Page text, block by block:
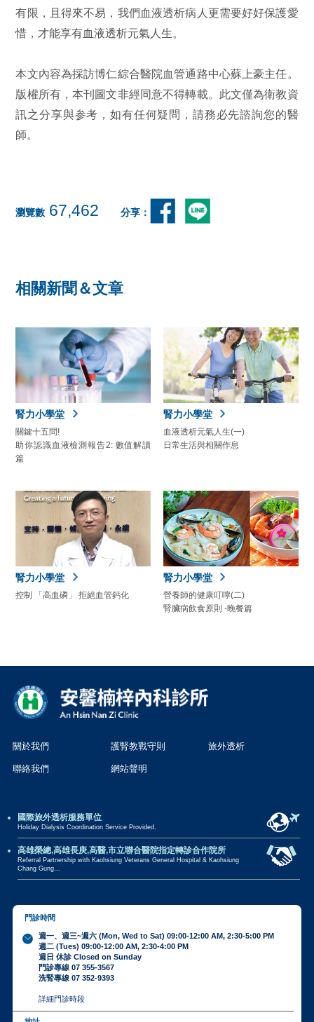
有限，且得來不易，我們血液透析病人更需要好好保護愛
惜，才能享有血液透析元氣人生。
本文內容為採訪博仁綜合醫院血管通路中心蘇上豪主任。
版權所有，本刊圖文非經同意不得轉載。此文僅為衛教資
訊之分享與参考，如有任何疑問，請務必先諮詢您的醫
師。
瀏覽數 67,462 分享：
相關新聞＆文章
腎力小學堂
關鍵十五問!
助你認識血液檢測報告2: 數值解讀
篇
腎力小學堂
血液透析元氣人生(一)
日常生活與相關作息
腎力小學堂
控制 「高血磷」 拒絕血管鈣化
腎力小學堂
營養師的健康叮嚀(二)
腎臟病飲食原則 -晚餐篇
關於我們 護腎教戰守則 旅外透析
聯絡我們 網站聲明
國際旅外透析服務單位
Holiday Dialysis Coordination Service Provided.
高雄榮總,高雄長庚,高醫,市立聯合醫院指定轉診合作院所
Referral Partnership with Kaohsiung Veterans General Hospital & Kaohsiung
Chang Gung...
門診時間
週一、週三~週六 (Mon, Wed to Sat) 09:00-12:00 AM, 2:30-5:00 PM
週二 (Tues) 09:00-12:00 AM, 2:30-4:00 PM
週日 休診 Closed on Sunday
門診專線 07 355-3567
洗腎專線 07 352-9393
詳細門診時段